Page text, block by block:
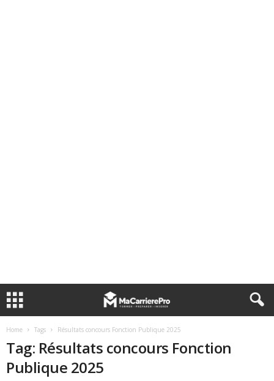
Home Tags Résultats concours Fonction Publique 2025
Tag: Résultats concours Fonction
Publique 2025